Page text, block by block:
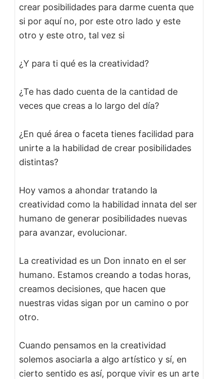
crear posibilidades para darme cuenta que
si por aquí no, por este otro lado y este
otro y este otro, tal vez si
¿Y para ti qué es la creatividad?
¿Te has dado cuenta de la cantidad de
veces que creas a lo largo del día?
¿En qué área o faceta tienes facilidad para
unirte a la habilidad de crear posibilidades
distintas?
Hoy vamos a ahondar tratando la
creatividad como la habilidad innata del ser
humano de generar posibilidades nuevas
para avanzar, evolucionar.
La creatividad es un Don innato en el ser
humano. Estamos creando a todas horas,
creamos decisiones, que hacen que
nuestras vidas sigan por un camino o por
otro.
Cuando pensamos en la creatividad
solemos asociarla a algo artístico y sí, en
cierto sentido es así, porque vivir es un arte